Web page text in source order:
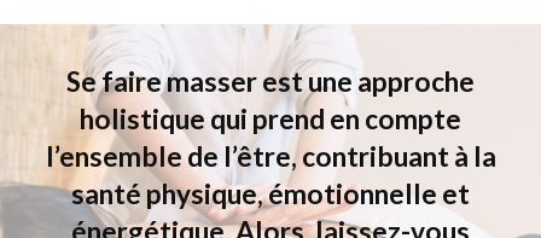
Se faire masser est une approche
holistique qui prend en compte
l’ensemble de l’être, contribuant à la
santé physique, émotionnelle et
énergétique. Alors, laissez-vous